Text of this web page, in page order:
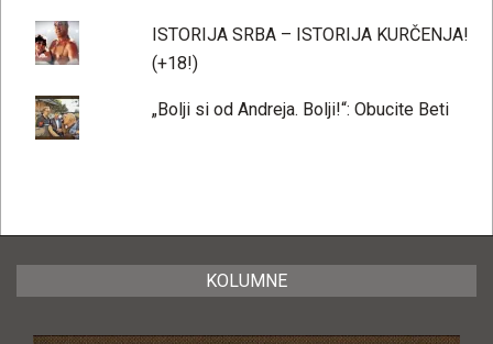
ISTORIJA SRBA – ISTORIJA KURČENJA!
(+18!)
„Bolji si od Andreja. Bolji!“: Obucite Beti
KOLUMNE